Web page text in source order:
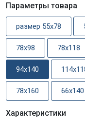
Параметры товара
размер 55x78
78x98 78x118
94x140
78x160 66x140
Характеристики